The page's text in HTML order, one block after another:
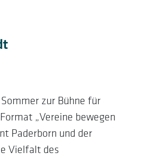
zur Bühne für
„Vereine bewegen
Paderborn und der
Vielfalt des